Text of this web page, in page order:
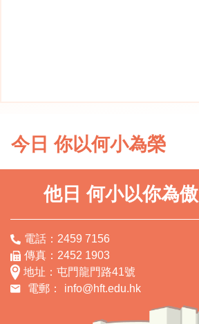
今日 你以何小為榮
他日 何小以你為傲
電話：2459 7156
傳真：2452 1903
地址：屯門龍門路41號
電郵：
info@hft.edu.hk